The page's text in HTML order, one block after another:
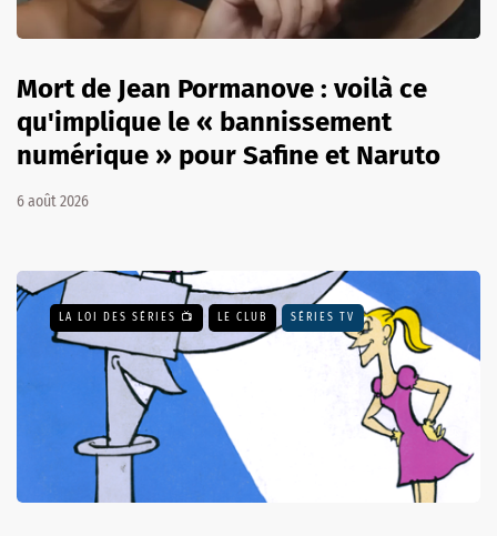
Mort de Jean Pormanove : voilà ce
qu'implique le « bannissement
numérique » pour Safine et Naruto
6 août 2026
LA LOI DES SÉRIES 📺 LE CLUB SÉRIES TV